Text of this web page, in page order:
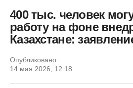
400 тыс. человек
работу на фоне
Казахстане:
Опубликовано:
14 мая 2026, 12:18